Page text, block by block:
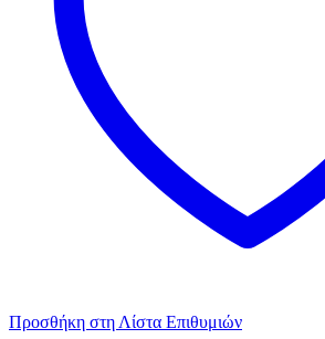
Προσθήκη στη Λίστα Επιθυμιών